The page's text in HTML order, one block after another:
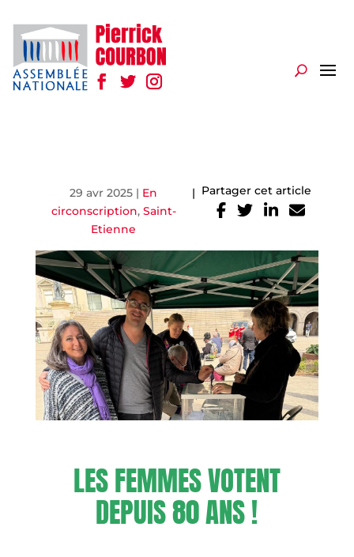
29 avr 2025 | En
circonscription, Saint-
Etienne
| Partager cet article
LES FEMMES VOTENT
DEPUIS 80 ANS !